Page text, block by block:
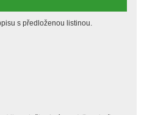
s předloženou listinou.